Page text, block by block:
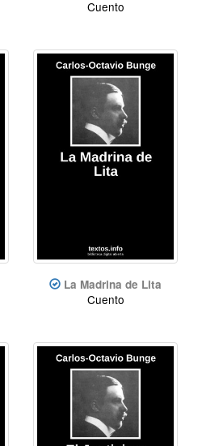
Cuento
La Madrina de Lita
Cuento